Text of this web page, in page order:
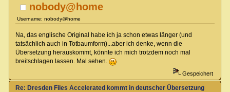
nobody@home
Username: nobody@home
Na, das englische Original habe ich ja schon etwas länger (und
tatsächlich auch in Totbaumform)...aber ich denke, wenn die
Übersetzung herauskommt, könnte ich mich trotzdem noch mal
breitschlagen lassen. Mal sehen.
Gespeichert
Re: Dresden Files Accelerated kommt in deutscher Übersetzung